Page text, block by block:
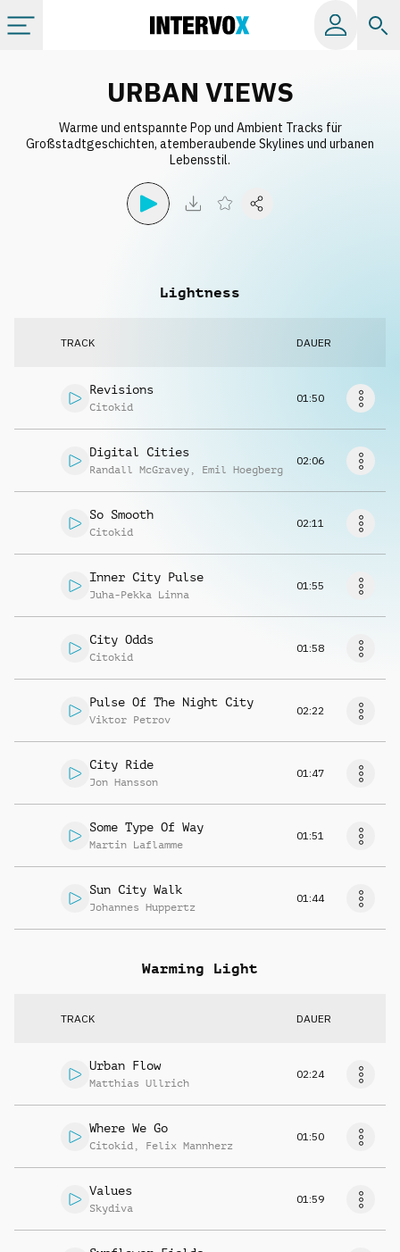
Alle Alben
Info
Musikanfrage
URBAN VIEWS
Warme und entspannte Pop und Ambient Tracks für
Großstadtgeschichten, atemberaubende Skylines und urbanen
Lebensstil.
Lightness
TRACK DAUER
Revisions
Citokid
01:50
Digital Cities
Randall McGravey , Emil Hoegberg
02:06
So Smooth
Citokid
02:11
Inner City Pulse
Juha-Pekka Linna
01:55
City Odds
Citokid
01:58
Pulse Of The Night City
Viktor Petrov
02:22
City Ride
Jon Hansson
01:47
Some Type Of Way
Martin Laflamme
01:51
Sun City Walk
Johannes Huppertz
01:44
Warming Light
TRACK DAUER
Urban Flow
Matthias Ullrich
02:24
Where We Go
Citokid , Felix Mannherz
01:50
Values
Skydiva
01:59